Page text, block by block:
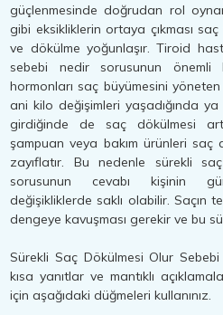
güçlenmesinde doğrudan rol
gibi eksikliklerin ortaya çıkması
ve dökülme yoğunlaşır. Tiroid
sebebi nedir sorusunun önemli
hormonları saç büyümesini
ani kilo değişimleri yaşadığında
girdiğinde de saç dökülmesi
şampuan veya bakım ürünleri
zayıflatır. Bu nedenle sürekli
sorusunun cevabı kişinin
değişikliklerde saklı olabilir. Saçın
dengeye kavuşması gerekir ve bu
Sürekli Saç Dökülmesi Olur
kısa yanıtlar ve mantıklı
için aşağıdaki düğmeleri kullanınız.